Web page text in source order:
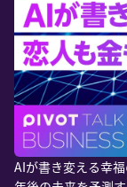
AIが書き変える幸